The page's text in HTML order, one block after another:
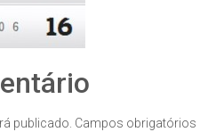
publicado. Campos obrigatórios